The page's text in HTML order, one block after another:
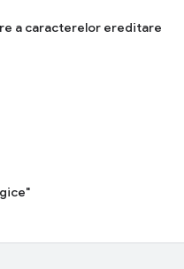
a caracterelor ereditare